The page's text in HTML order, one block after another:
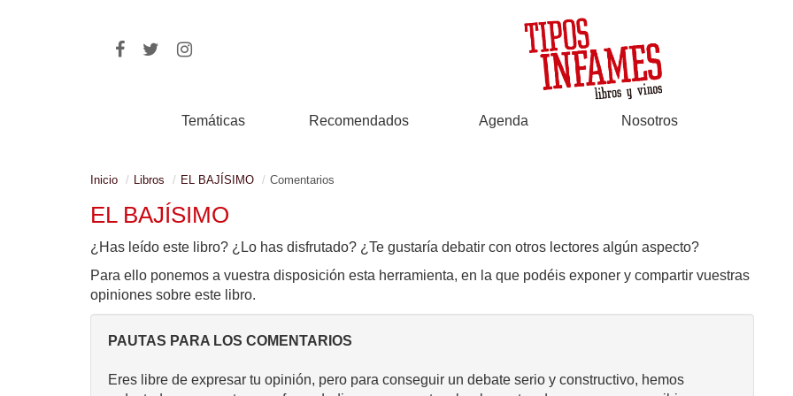
Temáticas Recomendados Agenda Nosotros
Inicio Libros EL BAJÍSIMO Comentarios
EL BAJÍSIMO
¿Has leído este libro? ¿Lo has disfrutado? ¿Te gustaría debatir con otros lectores algún aspecto?
Para ello ponemos a vuestra disposición esta herramienta, en la que podéis exponer y compartir vuestras
opiniones sobre este libro.
PAUTAS PARA LOS COMENTARIOS
Eres libre de expresar tu opinión, pero para conseguir un debate serio y constructivo, hemos